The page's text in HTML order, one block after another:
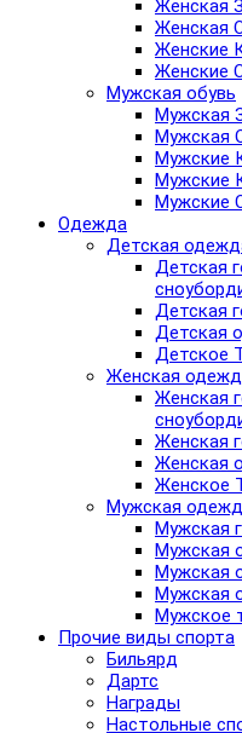
Женская
Женская
Женские
Женские
Мужская обувь
Мужская
Мужская
Мужские
Мужские
Мужские
Одежда
Детская
Детская
Детская
Детская
Детское
Женская
Женская
Женская
Женская
Женское
Мужская
Мужская
Мужская
Мужская
Мужская
Мужское
Прочие виды спорта
Бильярд
Дартс
Награды
Настольные